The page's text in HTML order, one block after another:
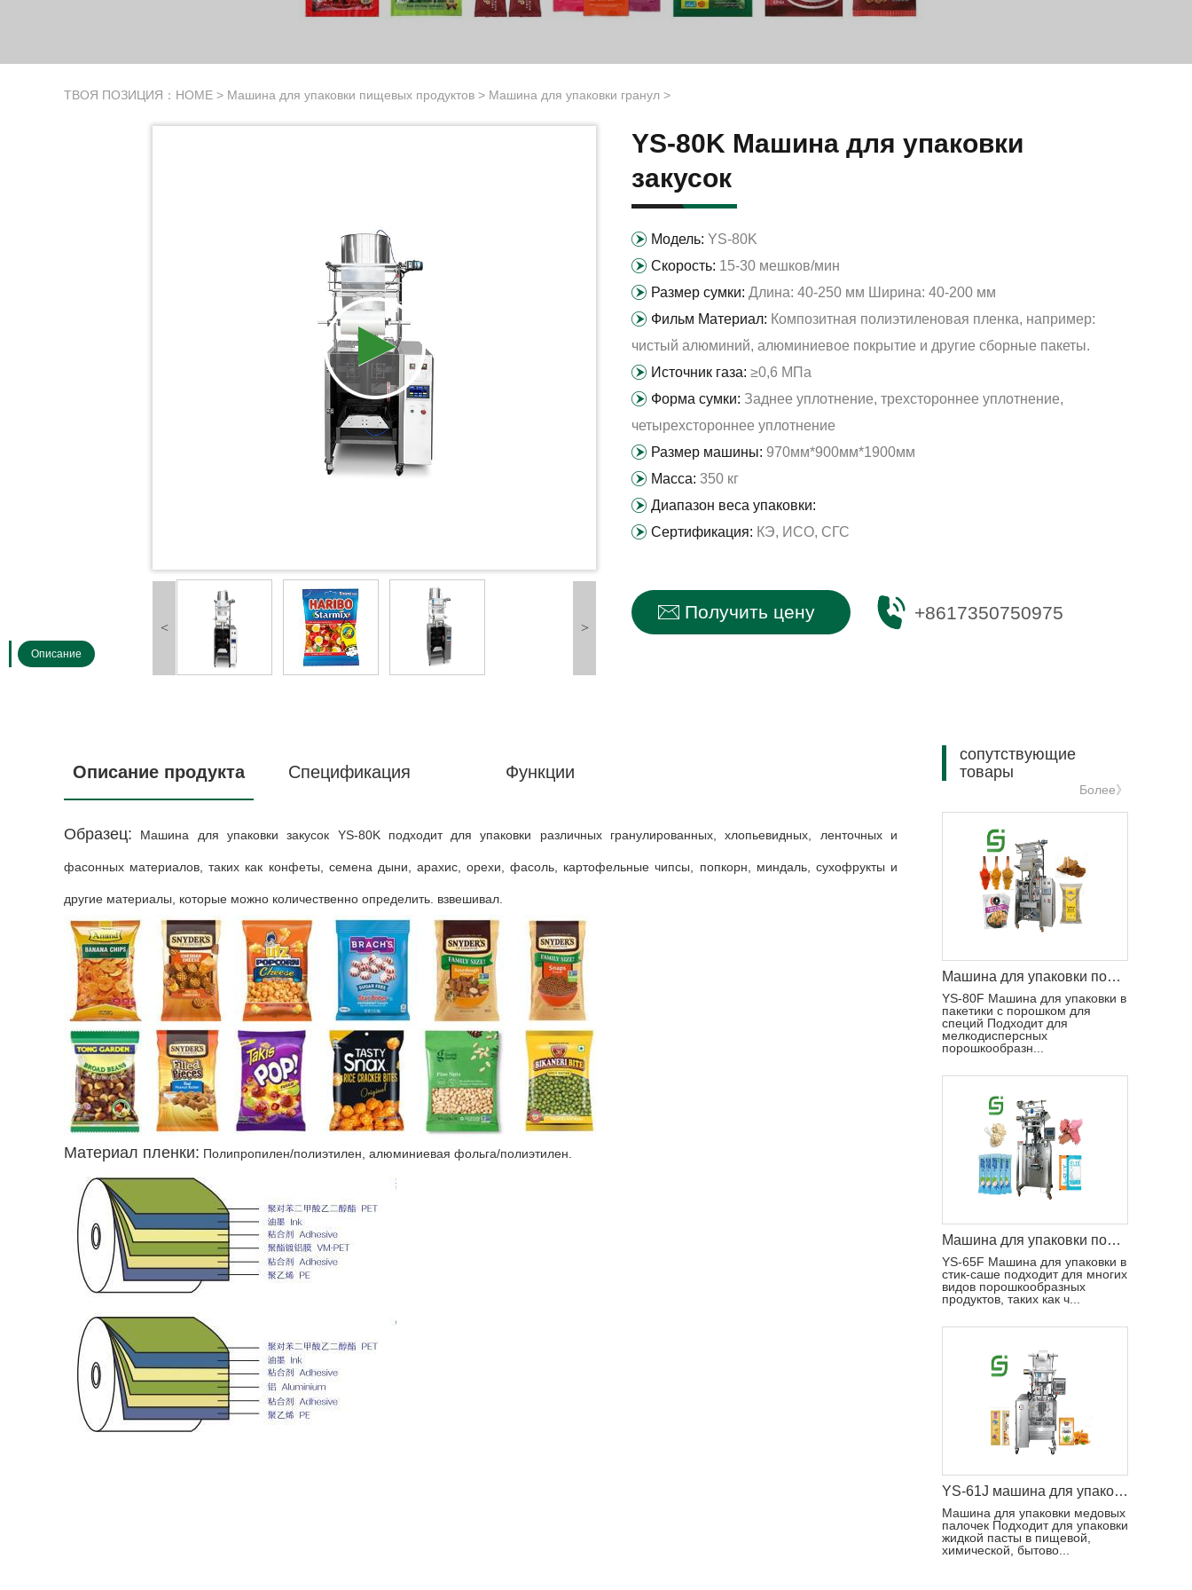
Описание
ТВОЯ ПОЗИЦИЯ： HOME > Машина для упаковки пищевых продуктов > Машина для упаковки гранул >
< >
YS-80K Машина для упаковки
закусок
Модель: YS-80K
Скорость: 15-30 мешков/мин
Размер сумки: Длина: 40-250 мм Ширина: 40-200 мм
Фильм Материал: Композитная полиэтиленовая пленка, например:
чистый алюминий, алюминиевое покрытие и другие сборные пакеты.
Источник газа: ≥0,6 МПа
Форма сумки: Заднее уплотнение, трехстороннее уплотнение,
четырехстороннее уплотнение
Размер машины: 970мм*900мм*1900мм
Масса: 350 кг
Диапазон веса упаковки:
Сертификация: КЭ, ИСО, СГС
Получить цену +8617350750975
Описание продукта Спецификация Функции
Образец: Машина для упаковки закусок YS-80K подходит для упаковки различных гранулированных, хлопьевидных, ленточных и
фасонных материалов, таких как конфеты, семена дыни, арахис, орехи, фасоль, картофельные чипсы, попкорн, миндаль, сухофрукты и
другие материалы, которые можно количественно определить. взвешивал.
Материал пленки: Полипропилен/полиэтилен, алюминиевая фольга/полиэтилен.
сопутствующие
товары
Более》
Машина для упаковки порошка в пакетики для специй
YS-80F Машина для упаковки в
пакетики с порошком для
специй Подходит для
мелкодисперсных
порошкообразн...
Машина для упаковки порошка для кофе в саше
YS-65F Машина для упаковки в
стик-саше подходит для многих
видов порошкообразных
продуктов, таких как ч...
YS-61J машина для упаковки медовых палочек
Машина для упаковки медовых
палочек Подходит для упаковки
жидкой пасты в пищевой,
химической, бытово...